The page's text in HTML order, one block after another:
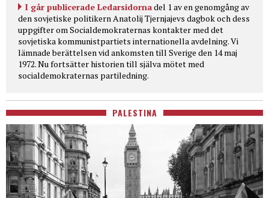
I går publicerade Ledarsidornadel 1 av en genomgång av
den sovjetiske politikern Anatolij Tjernjajevs dagbok och dess
uppgifter om Socialdemokraternas kontakter med det
sovjetiska kommunistpartiets internationella avdelning. Vi
lämnade berättelsen vid ankomsten till Sverige den 14 maj
1972. Nu fortsätter historien till själva mötet med
socialdemokraternas partiledning.
PALESTINA